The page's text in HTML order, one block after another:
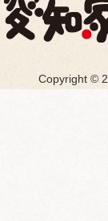
Copyright ©